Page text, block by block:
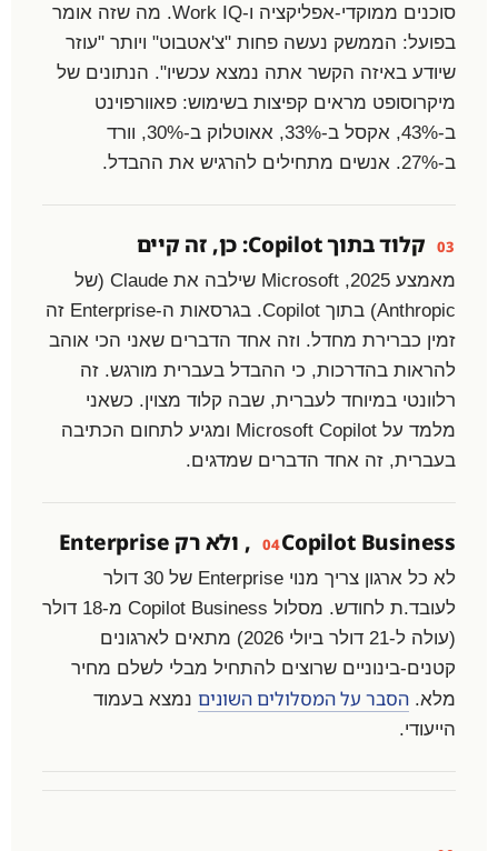
סוכנים ממוקדי-אפליקציה ו-Work IQ. מה שזה אומר
בפועל: הממשק נעשה פחות "צ'אטבוט" ויותר "עוזר
שיודע באיזה הקשר אתה נמצא עכשיו". הנתונים של
מיקרוסופט מראים קפיצות בשימוש: פאוורפוינט
ב-43%, אקסל ב-33%, אאוטלוק ב-30%, וורד
ב-27%. אנשים מתחילים להרגיש את ההבדל.
03 קלוד בתוך Copilot: כן, זה קיים
מאמצע 2025, Microsoft שילבה את Claude (של
Anthropic) בתוך Copilot. בגרסאות ה-Enterprise זה
זמין כברירת מחדל. וזה אחד הדברים שאני הכי אוהב
להראות בהדרכות, כי ההבדל בעברית מורגש. זה
רלוונטי במיוחד לעברית, שבה קלוד מצוין. כשאני
מלמד על Microsoft Copilot ומגיע לתחום הכתיבה
בעברית, זה אחד הדברים שמדגים.
04Copilot Business, ולא רק Enterprise
לא כל ארגון צריך מנוי Enterprise של 30 דולר
לעובד.ת לחודש. מסלול Copilot Business מ-18 דולר
(עולה ל-21 דולר ביולי 2026) מתאים לארגונים
קטנים-בינוניים שרוצים להתחיל מבלי לשלם מחיר
מלא. הסבר על המסלולים השונים נמצא בעמוד
הייעודי.